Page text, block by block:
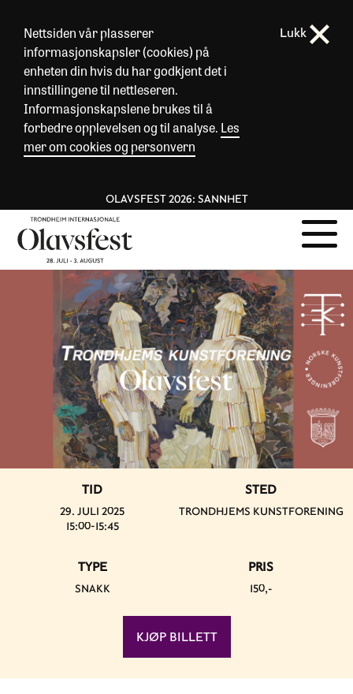
Nettsiden vår plasserer
informasjonskapsler (cookies) på
enheten din hvis du har godkjent det i
innstillingene til nettleseren.
Informasjonskapslene brukes til å
forbedre opplevelsen og til analyse. Les
mer om cookies og personvern
Lukk
OLAVSFEST 2026: SANNHET
TID
29. JULI 2025
15:00-15:45
STED
TRONDHJEMS KUNSTFORENING
TYPE
SNAKK
PRIS
150,-
KJØP BILLETT